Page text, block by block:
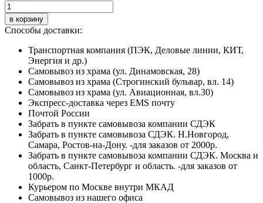
в корзину
Способы доставки:
Транспортная компания (ПЭК, Деловые линии, КИТ,
Энергия и др.)
Самовывоз из храма (ул. Динамовская, 28)
Самовывоз из храма (Строгинский бульвар, вл. 14)
Самовывоз из храма (ул. Авиационная, вл.30)
Экспресс-доставка через EMS почту
Почтой России
Забрать в пункте самовывоза компании СДЭК
Забрать в пункте самовывоза СДЭК. Н.Новгород,
Самара, Ростов-на-Дону. -для заказов от 2000р.
Забрать в пункте самовывоза компании СДЭК. Москва и
область, Санкт-Петербург и область. -для заказов от
1000р.
Курьером по Москве внутри МКАД
Самовывоз из нашего офиса